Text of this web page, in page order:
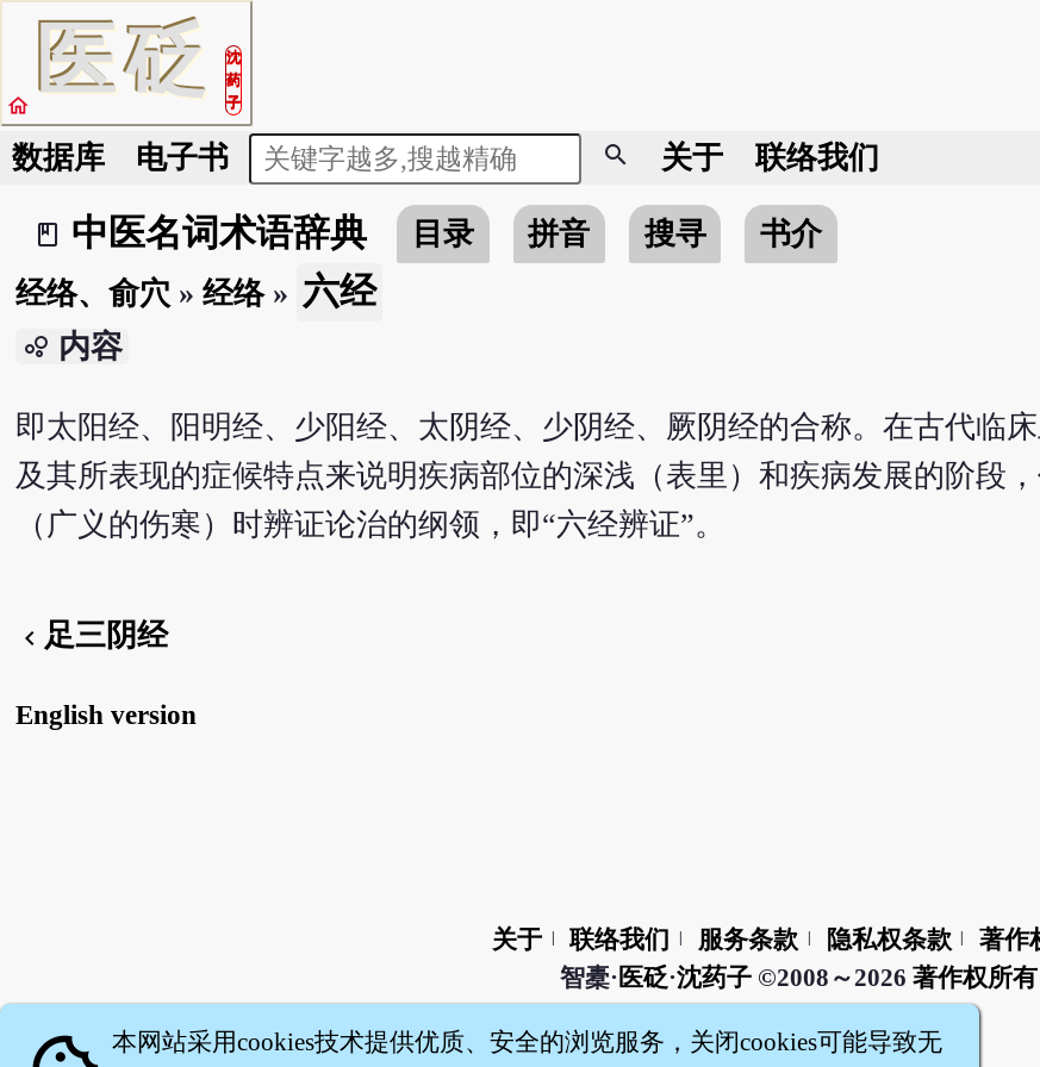
医砭
沈
药
子
home
数据库 电子书 search 关于 联络我们
book_2
中医名词术语辞典 目录 拼音 搜寻
书介
经络、俞穴 » 经络» 六经
bubble_chart 内容
即太阳经、阳明经、少阳经、太阴经、少阴经、厥阴经的合称。在古代临
及其所表现的症候特点来说明疾病部位的深浅（表里）和疾病发展的阶段
（广义的伤寒）时辨证论治的纲领，即“六经辨证”。
chevron_left 足三阴经
English version
关于 联络我们 服务条款 隐私权条款
著作
智橐· 医砭·沈药子©2008～2026 著作权所有
本网站采用cookies技术提供优质、安全的浏览服务，关闭cookies可能导致无